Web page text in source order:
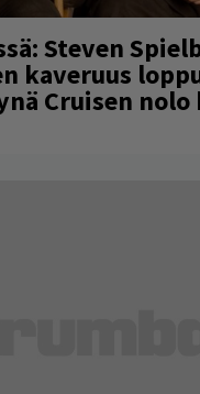
Steven
kaveruus
Cruisen nolo